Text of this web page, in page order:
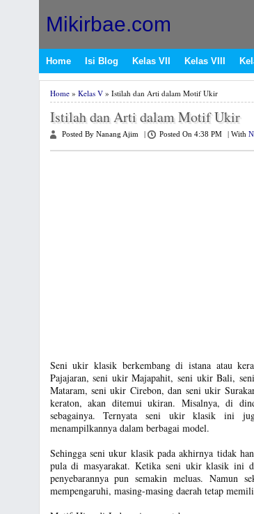
Mikirbae.com
Home Isi Blog Kelas VII Kelas VIII
Home» Kelas V» Istilah dan Arti dalam Motif Ukir
Istilah dan Arti dalam Motif Ukir
Posted By Nanang Ajim Posted On 4:38 PM With
Seni ukir klasik berkembang di istana atau
Pajajaran, seni ukir Majapahit, seni ukir Bali,
Mataram, seni ukir Cirebon, dan seni ukir
keraton, akan ditemui ukiran. Misalnya, di
sebagainya. Ternyata seni ukir klasik ini
menampilkannya dalam berbagai model.
Sehingga seni ukur klasik pada akhirnya tidak
pula di masyarakat. Ketika seni ukir klasik ini
penyebarannya pun semakin meluas. Namun
mempengaruhi, masing-masing daerah tetap